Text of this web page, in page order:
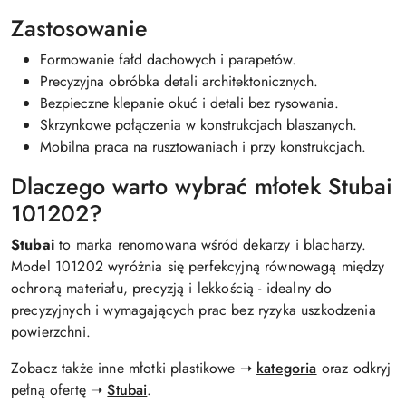
Zastosowanie
Formowanie fałd dachowych i parapetów.
Precyzyjna obróbka detali architektonicznych.
Bezpieczne klepanie okuć i detali bez rysowania.
Skrzynkowe połączenia w konstrukcjach blaszanych.
Mobilna praca na rusztowaniach i przy konstrukcjach.
Dlaczego warto wybrać młotek Stubai
101202?
Stubaito marka renomowana wśród dekarzy i blacharzy.
Model 101202 wyróżnia się perfekcyjną równowagą między
ochroną materiału, precyzją i lekkością - idealny do
precyzyjnych i wymagających prac bez ryzyka uszkodzenia
powierzchni.
Zobacz także inne młotki plastikowe ➝ kategoria oraz odkryj
pełną ofertę ➝Stubai.